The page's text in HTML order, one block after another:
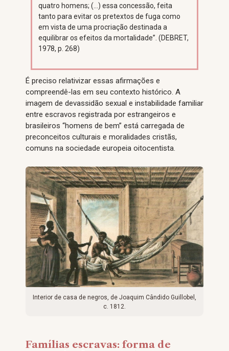
quatro homens; (…) essa concessão, feita
tanto para evitar os pretextos de fuga como
em vista de uma procriação destinada a
equilibrar os efeitos da mortalidade”. (DEBRET,
1978, p. 268)
É preciso relativizar essas afirmações e
compreendê-las em seu contexto histórico. A
imagem de devassidão sexual e instabilidade familiar
entre escravos registrada por estrangeiros e
brasileiros “homens de bem” está carregada de
preconceitos culturais e moralidades cristãs,
comuns na sociedade europeia oitocentista.
Interior de casa de negros, de Joaquim Cândido Guillobel,
c. 1812.
Famílias escravas: forma de